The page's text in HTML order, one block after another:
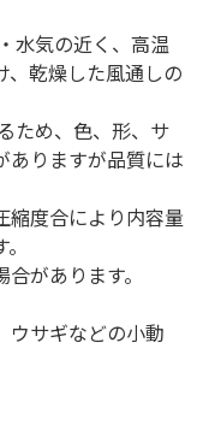
水気の近く、高温
、乾燥した風通しの
ため、色、形、サ
ありますが品質には
縮度合により内容量
があります。
ウサギなどの小動